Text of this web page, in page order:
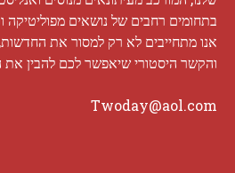
בתחומים רחבים של נושאים מפוליטיקה
אנו מתחייבים לא רק למסור את
והקשר היסטורי שיאפשר לכם להבין את
Twoday@aol.com